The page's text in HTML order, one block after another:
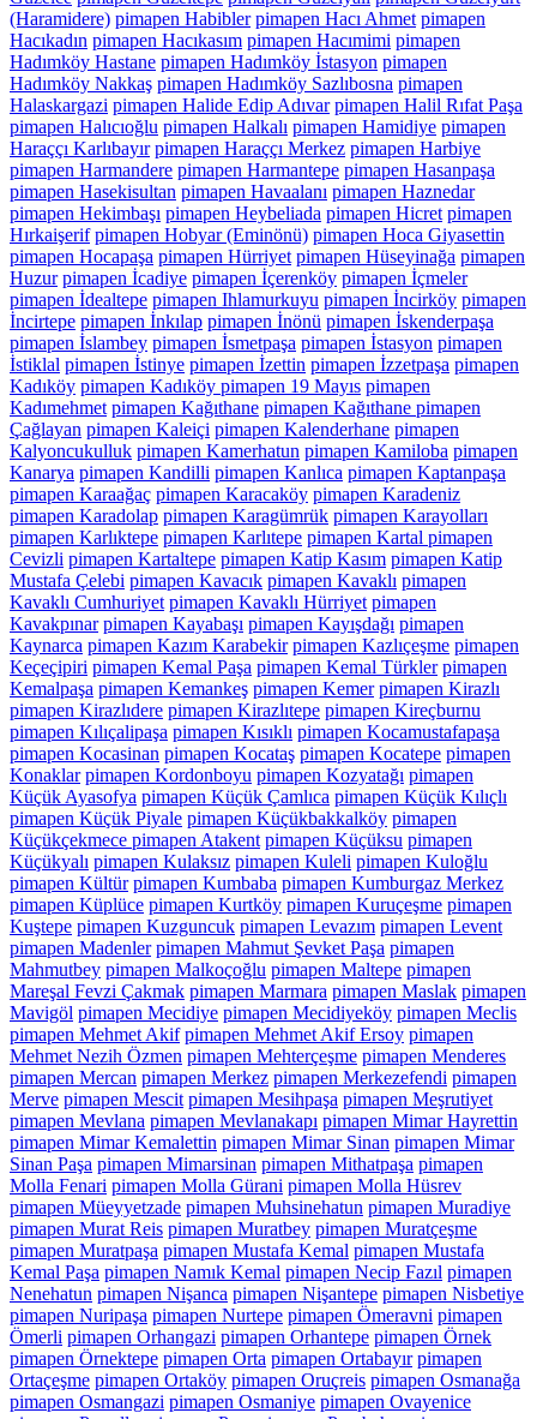
(Haramidere) pimapen Habibler pimapen Hacı Ahmet pimapen
Hacıkadın pimapen Hacıkasım pimapen Hacımimi pimapen
Hadımköy Hastane pimapen Hadımköy İstasyon pimapen
Hadımköy Nakkaş pimapen Hadımköy Sazlıbosna pimapen
Halaskargazi pimapen Halide Edip Adıvar pimapen Halil Rıfat Paşa
pimapen Halıcıoğlu pimapen Halkalı pimapen Hamidiye pimapen
Haraççı Karlıbayır pimapen Haraççı Merkez pimapen Harbiye
pimapen Harmandere pimapen Harmantepe pimapen Hasanpaşa
pimapen Hasekisultan pimapen Havaalanı pimapen Haznedar
pimapen Hekimbaşı pimapen Heybeliada pimapen Hicret pimapen
Hırkaişerif pimapen Hobyar (Eminönü) pimapen Hoca Giyasettin
pimapen Hocapaşa pimapen Hürriyet pimapen Hüseyinağa pimapen
Huzur pimapen İcadiye pimapen İçerenköy pimapen İçmeler
pimapen İdealtepe pimapen Ihlamurkuyu pimapen İncirköy pimapen
İncirtepe pimapen İnkılap pimapen İnönü pimapen İskenderpaşa
pimapen İslambey pimapen İsmetpaşa pimapen İstasyon pimapen
İstiklal pimapen İstinye pimapen İzettin pimapen İzzetpaşa pimapen
Kadıköy pimapen Kadıköy pimapen 19 Mayıs pimapen
Kadımehmet pimapen Kağıthane pimapen Kağıthane pimapen
Çağlayan pimapen Kaleiçi pimapen Kalenderhane pimapen
Kalyoncukulluk pimapen Kamerhatun pimapen Kamiloba pimapen
Kanarya pimapen Kandilli pimapen Kanlıca pimapen Kaptanpaşa
pimapen Karaağaç pimapen Karacaköy pimapen Karadeniz
pimapen Karadolap pimapen Karagümrük pimapen Karayolları
pimapen Karlıktepe pimapen Karlıtepe pimapen Kartal pimapen
Cevizli pimapen Kartaltepe pimapen Katip Kasım pimapen Katip
Mustafa Çelebi pimapen Kavacık pimapen Kavaklı pimapen
Kavaklı Cumhuriyet pimapen Kavaklı Hürriyet pimapen
Kavakpınar pimapen Kayabaşı pimapen Kayışdağı pimapen
Kaynarca pimapen Kazım Karabekir pimapen Kazlıçeşme pimapen
Keçeçipiri pimapen Kemal Paşa pimapen Kemal Türkler pimapen
Kemalpaşa pimapen Kemankeş pimapen Kemer pimapen Kirazlı
pimapen Kirazlıdere pimapen Kirazlıtepe pimapen Kireçburnu
pimapen Kılıçalipaşa pimapen Kısıklı pimapen Kocamustafapaşa
pimapen Kocasinan pimapen Kocataş pimapen Kocatepe pimapen
Konaklar pimapen Kordonboyu pimapen Kozyatağı pimapen
Küçük Ayasofya pimapen Küçük Çamlıca pimapen Küçük Kılıçlı
pimapen Küçük Piyale pimapen Küçükbakkalköy pimapen
Küçükçekmece pimapen Atakent pimapen Küçüksu pimapen
Küçükyalı pimapen Kulaksız pimapen Kuleli pimapen Kuloğlu
pimapen Kültür pimapen Kumbaba pimapen Kumburgaz Merkez
pimapen Küplüce pimapen Kurtköy pimapen Kuruçeşme pimapen
Kuştepe pimapen Kuzguncuk pimapen Levazım pimapen Levent
pimapen Madenler pimapen Mahmut Şevket Paşa pimapen
Mahmutbey pimapen Malkoçoğlu pimapen Maltepe pimapen
Mareşal Fevzi Çakmak pimapen Marmara pimapen Maslak pimapen
Mavigöl pimapen Mecidiye pimapen Mecidiyeköy pimapen Meclis
pimapen Mehmet Akif pimapen Mehmet Akif Ersoy pimapen
Mehmet Nezih Özmen pimapen Mehterçeşme pimapen Menderes
pimapen Mercan pimapen Merkez pimapen Merkezefendi pimapen
Merve pimapen Mescit pimapen Mesihpaşa pimapen Meşrutiyet
pimapen Mevlana pimapen Mevlanakapı pimapen Mimar Hayrettin
pimapen Mimar Kemalettin pimapen Mimar Sinan pimapen Mimar
Sinan Paşa pimapen Mimarsinan pimapen Mithatpaşa pimapen
Molla Fenari pimapen Molla Gürani pimapen Molla Hüsrev
pimapen Müeyyetzade pimapen Muhsinehatun pimapen Muradiye
pimapen Murat Reis pimapen Muratbey pimapen Muratçeşme
pimapen Muratpaşa pimapen Mustafa Kemal pimapen Mustafa
Kemal Paşa pimapen Namık Kemal pimapen Necip Fazıl pimapen
Nenehatun pimapen Nişanca pimapen Nişantepe pimapen Nisbetiye
pimapen Nuripaşa pimapen Nurtepe pimapen Ömeravni pimapen
Ömerli pimapen Orhangazi pimapen Orhantepe pimapen Örnek
pimapen Örnektepe pimapen Orta pimapen Ortabayır pimapen
Ortaçeşme pimapen Ortaköy pimapen Oruçreis pimapen Osmanağa
pimapen Osmangazi pimapen Osmaniye pimapen Ovayenice